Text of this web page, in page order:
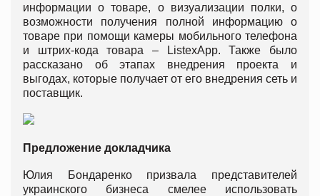
информации о товаре, о визуализации полки, о
возможности получения полной информацию о
товаре при помощи камеры мобильного телефона
и штрих-кода товара – ListexApp. Также было
рассказано об этапах внедрения проекта и
выгодах, которые получает от его внедрения сеть и
поставщик.
Предложение докладчика
Юлия Бондаренко призвала представителей
украинского бизнеса смелее использовать